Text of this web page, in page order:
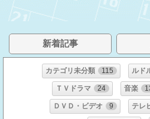
新着記事
カテゴリ未分類 115 ルド
ＴＶドラマ 24 音楽
ＤＶＤ・ビデオ 9 テレ